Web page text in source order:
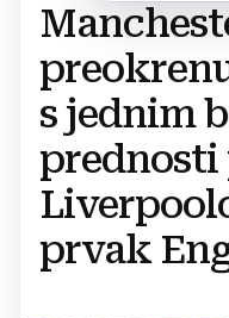
s jednim
prednosti
prvak